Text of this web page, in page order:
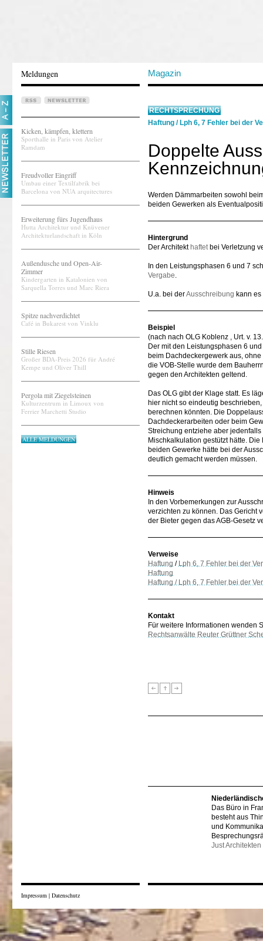
Meldungen Magazin
Kicken, kämpfen, klettern
Sporthalle in Paris von Atelier
Ramdam
Freudvoller Eingriff
Umbau einer Textilfabrik bei
Barcelona von NUA arquitectures
Erweiterung fürs Jugendhaus
Hutta Architektur und Knüvener
Architekturlandschaft in Köln
Außendusche und Open-Air-
Zimmer
Kindergarten in Katalonien von
Sarquella Torres und Marc Riera
Spitze nachverdichtet
Café in Bukarest von Vinklu
Stille Riesen
Großer BDA-Preis 2026 für André
Kempe und Oliver Thill
Pergola mit Ziegelsteinen
Kulturzentrum in Limoux von
Ferrier Marchetti Studio
ALLE MELDUNGEN
RECHTSPRECHUNG
Haftung / Lph 6, 7 Fehler bei der
Doppelte
Werden Dämmarbeiten sowohl
beiden Gewerken als
Hintergrund
Der Architekt haftetbei Verletzung
In den Leistungsphasen 6 und 7
Vergabe.
U.a. bei derAusschreibung kann
Beispiel
(nach nach OLG Koblenz , Urt. v.
Der mit den Leistungsphasen 6
beim Dachdeckergewerk aus,
die VOB-Stelle wurde dem
gegen den Architekten geltend.
Das OLG gibt der Klage statt. Es
hier nicht so eindeutig
berechnen könnten. Die
Dachdeckerarbeiten oder beim
Streichung entziehe aber
Mischkalkulation gestützt hätte.
beiden Gewerke hätte bei der
deutlich gemacht werden müssen.
Hinweis
In den Vorbemerkungen zur
verzichten zu können. Das Gericht
der Bieter gegen das AGB-Gesetz
Verweise
Haftung / Lph 6, 7 Fehler bei der
Haftung
Haftung / Lph 6, 7 Fehler bei der
Kontakt
Für weitere Informationen wenden
Rechtsanwälte Reuter Grüttner
Das Büro in
besteht aus
und
Just Architekten
Impressum | Datenschutz